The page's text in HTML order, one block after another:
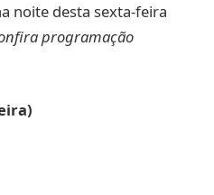
noite desta sexta-feira
programação